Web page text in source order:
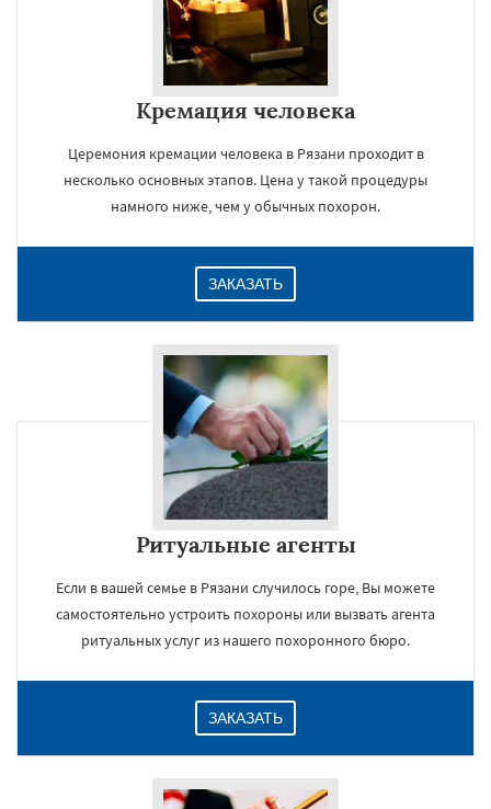
Кремация человека
Церемония кремации человека в Рязани проходит в
несколько основных этапов. Цена у такой процедуры
намного ниже, чем у обычных похорон.
ЗАКАЗАТЬ
Ритуальные агенты
Если в вашей семье в Рязани случилось горе, Вы можете
самостоятельно устроить похороны или вызвать агента
ритуальных услуг из нашего похоронного бюро.
ЗАКАЗАТЬ